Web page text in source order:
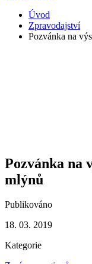
Úvod
Zpravodajství
Pozvánka na
Pozvánka na
mlýnů
Publikováno
18. 03. 2019
Kategorie